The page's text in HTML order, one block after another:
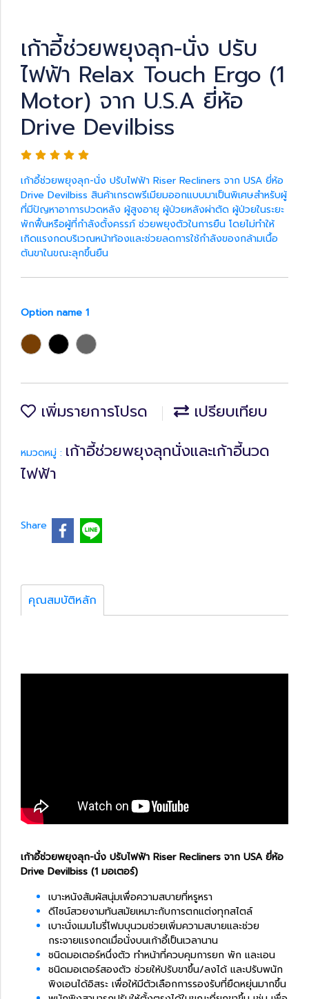
เก้าอี้ช่วยพยุงลุก-นั่ง ปรับ
ไฟฟ้า Relax Touch Ergo (1
Motor) จาก U.S.A ยี่ห้อ
Drive Devilbiss
เก้าอี้ช่วยพยุงลุก-นั่ง ปรับไฟฟ้า Riser Recliners จาก USA ยี่ห้อ
Drive Devilbiss สินค้าเกรดพรีเมียมออกแบบมาเป็นพิเศษสำหรับผู้
ที่มีปัญหาอาการปวดหลัง ผู้สูงอายุ ผู้ป่วยหลังผ่าตัด ผู้ป่วยในระยะ
พักฟื้นหรือผู้ที่กำลังตั้งครรภ์ ช่วยพยุงตัวในการยืน โดยไม่ทำให้
เกิดแรงกดบริเวณหน้าท้องและช่วยลดการใช้กำลังของกล้ามเนื้อ
ต้นขาในขณะลุกขึ้นยืน
Option name 1
เพิ่มรายการโปรด เปรียบเทียบ
หมวดหมู่ : เก้าอี้ช่วยพยุงลุกนั่งและเก้าอี้นวด
ไฟฟ้า
Share
คุณสมบัติหลัก
เก้าอี้ช่วยพยุงลุก-นั่ง ปรับไฟฟ้า Riser Recliners จาก USA ยี่ห้อ
Drive Devilbiss (1 มอเตอร์)
เบาะหนังสัมผัสนุ่มเพื่อความสบายที่หรูหรา
ดีไซน์สวยงามทันสมัยเหมาะกับการตกแต่งทุกสไตล์
เบาะนั่งเมมโมรี่โฟมบุนวมช่วยเพิ่มความสบายและช่วย
กระจายแรงกดเมื่อนั่งบนเก้าอี้เป็นเวลานาน
ชนิดมอเตอร์หนึ่งตัว ทำหน้าที่ควบคุมการยก พัก และเอน
ชนิดมอเตอร์สองตัว ช่วยให้ปรับขาขึ้น/ลงได้ และปรับพนัก
พิงเอนได้อิสระ เพื่อให้มีตัวเลือกการรองรับที่ยืดหยุ่นมากขึ้น